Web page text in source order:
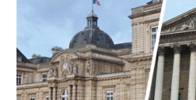
Guides pratiques
Chasse
Plus